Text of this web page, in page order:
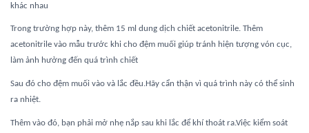
khác nhau
Trong trường hợp này, thêm 15 ml dung dịch chiết acetonitrile. Thêm
acetonitrile vào mẫu trước khi cho đệm muối giúp tránh hiện tượng vón cục,
làm ảnh hưởng đến quá trình chiết
Sau đó cho đệm muối vào và lắc đều.Hãy cẩn thận vì quá trình này có thể sinh
ra nhiệt.
Thêm vào đó, bạn phải mở nhẹ nắp sau khi lắc để khí thoát ra.Việc kiểm soát